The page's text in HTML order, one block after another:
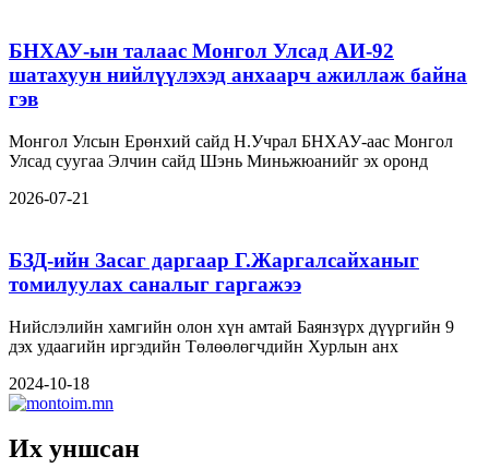
БНХАУ-ын талаас Монгол Улсад АИ-92
шатахуун нийлүүлэхэд анхаарч ажиллаж байна
гэв
Монгол Улсын Ерөнхий сайд Н.Учрал БНХАУ-аас Монгол
Улсад суугаа Элчин сайд Шэнь Миньжюанийг эх оронд
2026-07-21
БЗД-ийн Засаг даргаар Г.Жаргалсайханыг
томилуулах саналыг гаргажээ
Нийслэлийн хамгийн олон хүн амтай Баянзүрх дүүргийн 9
дэх удаагийн иргэдийн Төлөөлөгчдийн Хурлын анх
2024-10-18
Их уншсан